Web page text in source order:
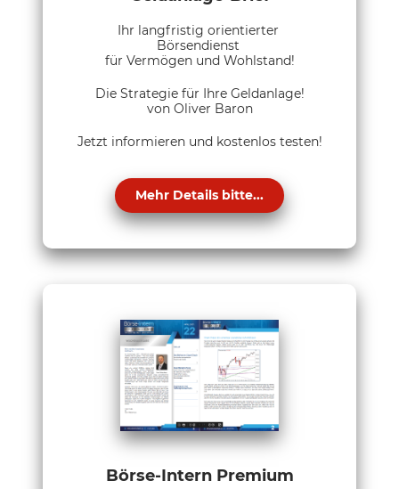
Ihr langfristig orientierter
Börsendienst
für Vermögen und Wohlstand!
Die Strategie für Ihre Geldanlage!
von Oliver Baron
Jetzt informieren und kostenlos testen!
Mehr Details bitte...
Börse-Intern Premium